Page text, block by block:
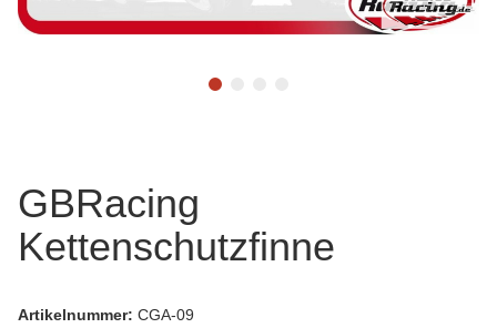
GBRacing
Kettenschutzfinne
Artikelnummer: CGA-09